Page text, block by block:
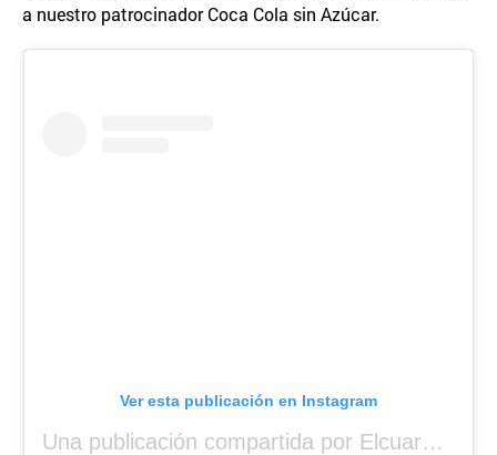
a nuestro patrocinador Coca Cola sin Azúcar.
Ver esta publicación en Instagram
Una publicación compartida por Elcuara (@elcuara.25)